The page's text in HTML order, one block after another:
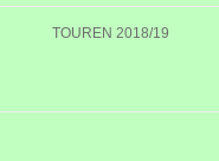
TOUREN 2018/19